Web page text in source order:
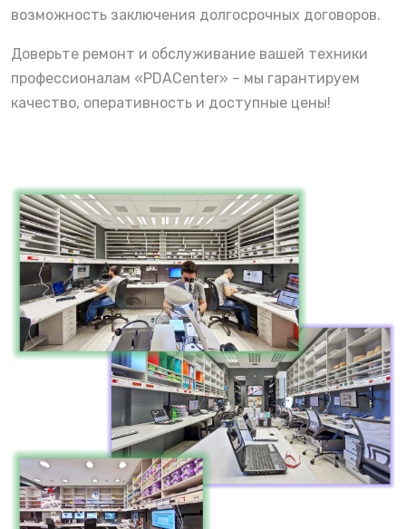
возможность заключения долгосрочных договоров.
Доверьте ремонт и обслуживание вашей техники
профессионалам «PDACenter» – мы гарантируем
качество, оперативность и доступные цены!